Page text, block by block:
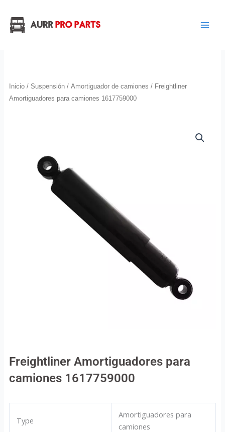
contenido
Inicio/ Suspensión/ Amortiguador de camiones / Freightliner
Amortiguadores para camiones 1617759000
Freightliner Amortiguadores para
camiones 1617759000
Type
Amortiguadores para
camiones